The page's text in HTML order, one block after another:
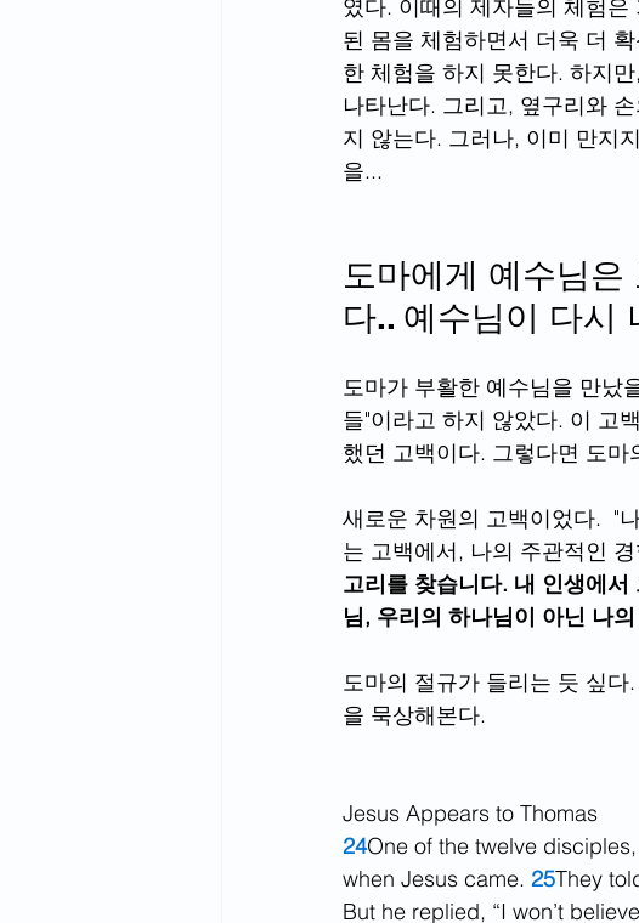
였다. 이때의 제자들의 체험
된 몸을 체험하면서 더욱 더
한 체험을 하지 못한다. 하지
나타난다. 그리고, 옆구리와
지 않는다. 그러나, 이미 만지
을...
도마에게 예수님
다.. 예수님이 다시
도마가 부활한 예수님을 만났
들"이라고 하지 않았다. 이 고
했던 고백이다. 그렇다면 도마
새로운 차원의 고백이었다.  "
는 고백에서, 나의 주관적인
고리를 찾습니다. 내 인생에
님, 우리의 하나님이 아닌 나
도마의 절규가 들리는 듯 싶다
을 묵상해본다.
Jesus Appears to Thomas
24One of the twelve
when Jesus came. 25They
But he replied, “I won’t